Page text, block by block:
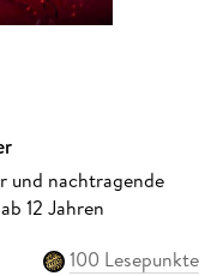
und nachtragende
12 Jahren
100 Lesepunkte